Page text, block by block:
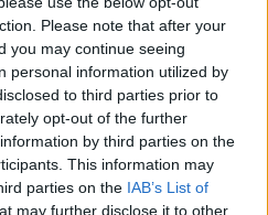
Please note that after your
you may continue seeing
personal information utilized by
to third parties prior to
opt-out of the further
by third parties on the
This information may
parties on the IAB’s List of
may further disclose it to other
gere oportó 2017